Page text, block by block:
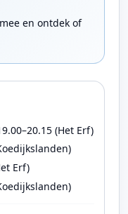
en ontdek of
(Het Erf)
Erf)